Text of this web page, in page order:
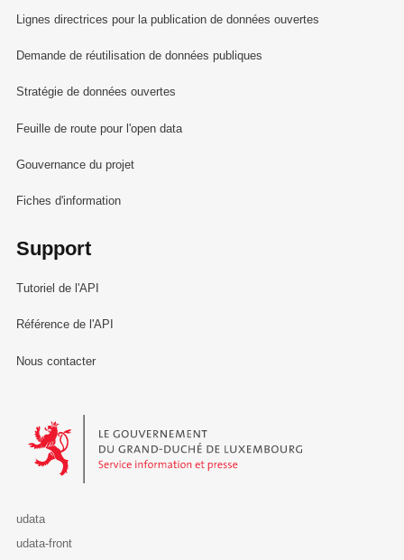
Lignes directrices pour la publication de données ouvertes
Demande de réutilisation de données publiques
Stratégie de données ouvertes
Feuille de route pour l'open data
Gouvernance du projet
Fiches d'information
Support
Tutoriel de l'API
Référence de l'API
Nous contacter
Le Gouvernement du Grand-Duché de Luxembourg - Service
udata
udata-front